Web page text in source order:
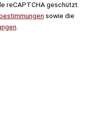
reCAPTCHA geschützt.
sowie die